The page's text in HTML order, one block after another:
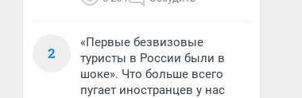
2
«Первые безвизовые
туристы в России были в
шоке». Что больше всего
пугает иностранцев у нас